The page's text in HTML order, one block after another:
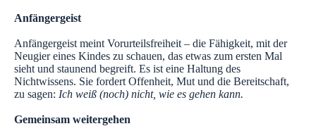
Anfängergeist
Anfängergeist meint Vorurteilsfreiheit – die Fähigkeit, mit der
Neugier eines Kindes zu schauen, das etwas zum ersten Mal
sieht und staunend begreift. Es ist eine Haltung des
Nichtwissens. Sie fordert Offenheit, Mut und die Bereitschaft,
zu sagen: Ich weiß (noch) nicht, wie es gehen kann.
Gemeinsam weitergehen